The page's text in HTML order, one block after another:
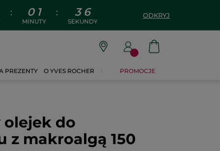
: 0 1
MINUTY
: 3 5
SEKUNDY
ODKRYJ
PREZENTY O YVES ROCHER PROMOCJE
olejek do
z makroalgą 150